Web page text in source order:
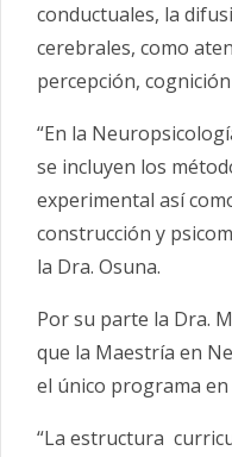
conductuales, la
cerebrales, como
percepción,
“En la
se incluyen los
experimental así
construcción y
la Dra. Osuna.
Por su parte la Dra.
que la Maestría en
el único programa
“La estructura